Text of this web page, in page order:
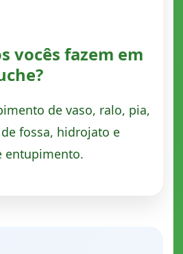
vocês fazem em
de vaso, ralo, pia,
fossa, hidrojato e
entupimento.